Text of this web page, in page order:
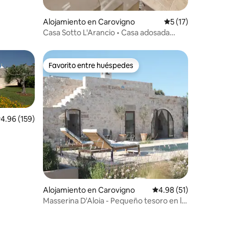
Alojamiento en Carovigno Calificación
5 (17)
Casa Sotto L'Arancio • Casa adosada
promedio: 4.96 de 5, 159 reseñas
4.96 (159)
Favorito entre huéspedes
Favorito entre huéspedes
Alojamiento en Carovigno Calificación
4.98 (51)
Masserina D'Aloia - Pequeño tesoro en la